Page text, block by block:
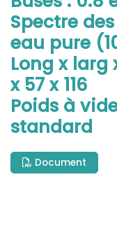
Spectre
eau pure
Long x
x 57 x 116
Poids à
standard
Document